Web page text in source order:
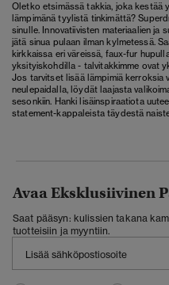
Oletko etsimässä takkia, joka kestää
lämpimänä tyylistä tinkimättä?
sinulle. Innovatiivisten materiaalien ja
jätä sinua pulaan ilman kylmetessä.
kirkkaissa eri väreissä, faux-fur
yksityiskohdilla - talvitakkimme ovat
Jos tarvitset lisää lämpimiä kerroksia
neulepaidalla, löydät laajasta
sesonkiin. Hanki lisäinspiraatiota
statement-kappaleista täydestä
Avaa Eksklusiivinen
Saat pääsyn: kulissien takana
tuotteisiin ja myyntiin.